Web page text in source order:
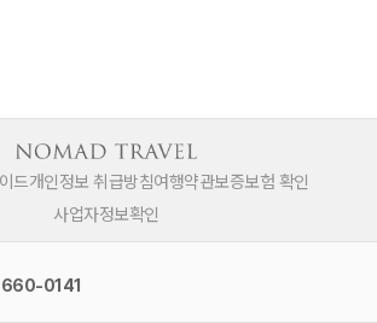
드개인정보 취급방침여행약관보증보험 확인
사업자정보확인
1660-0141